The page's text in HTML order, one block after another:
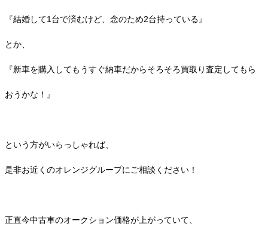
『結婚して1台で済むけど、念のため2台持っている』
とか、
『新車を購入してもうすぐ納車だからそろそろ買取り査定してもら
おうかな！』
という方がいらっしゃれば、
是非お近くのオレンジグループにご相談ください！
正直今中古車のオークション価格が上がっていて、